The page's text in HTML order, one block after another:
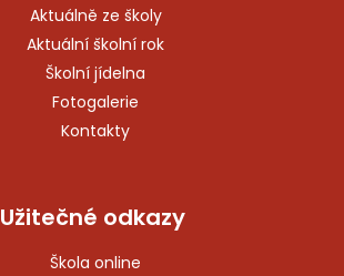
Aktuálně ze školy
Aktuální školní rok
Školní jídelna
Fotogalerie
Kontakty
Užitečné odkazy
Škola online